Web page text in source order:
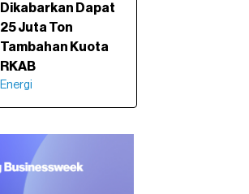
Dikabarkan Dapat
25 Juta Ton
Tambahan Kuota
RKAB
Energi